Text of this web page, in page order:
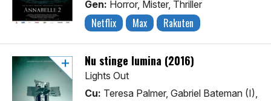
Gen: Horror, Mister, Thriller
Netflix Max Rakuten
Nu stinge lumina (2016)
Lights Out
Cu: Teresa Palmer, Gabriel Bateman (I),